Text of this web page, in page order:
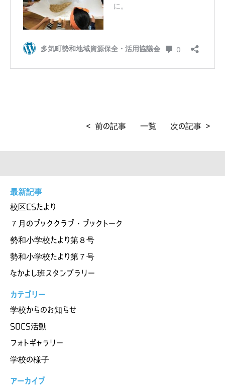
< 前の記事 一覧 次の記事 >
最新記事
校区CSだより
７月のブッククラブ・ブックトーク
勢和小学校だより第８号
勢和小学校だより第７号
なかよし班スタンプラリー
カテゴリー
学校からのお知らせ
SOCS活動
フォトギャラリー
学校の様子
アーカイブ